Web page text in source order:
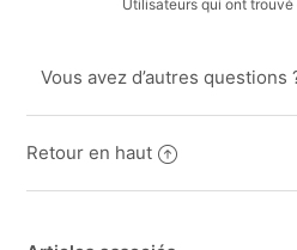
Utilisateurs qui ont
Vous avez d’autres questions
Retour en haut